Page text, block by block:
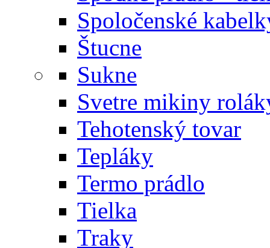
Spoločenské
Štucne
Sukne
Svetre mikiny
Tehotenský tovar
Tepláky
Termo prádlo
Tielka
Traky